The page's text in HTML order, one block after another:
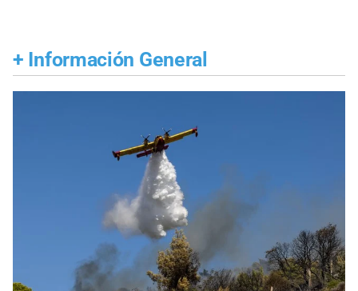
+ Información General